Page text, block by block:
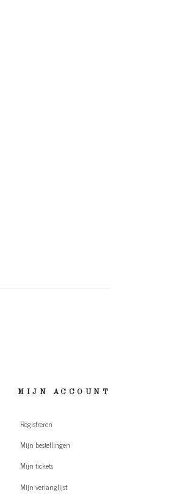
MIJN ACCOUNT
Registreren
Mijn bestellingen
Mijn tickets
Mijn verlanglijst